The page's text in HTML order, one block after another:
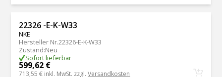
22326 -E-K-W33
NKE
Hersteller Nr.22326-E-K-W33
Zustand:Neu
Sofort lieferbar
599,62 €
713,55 € inkl. MwSt. zzgl.Versandkosten